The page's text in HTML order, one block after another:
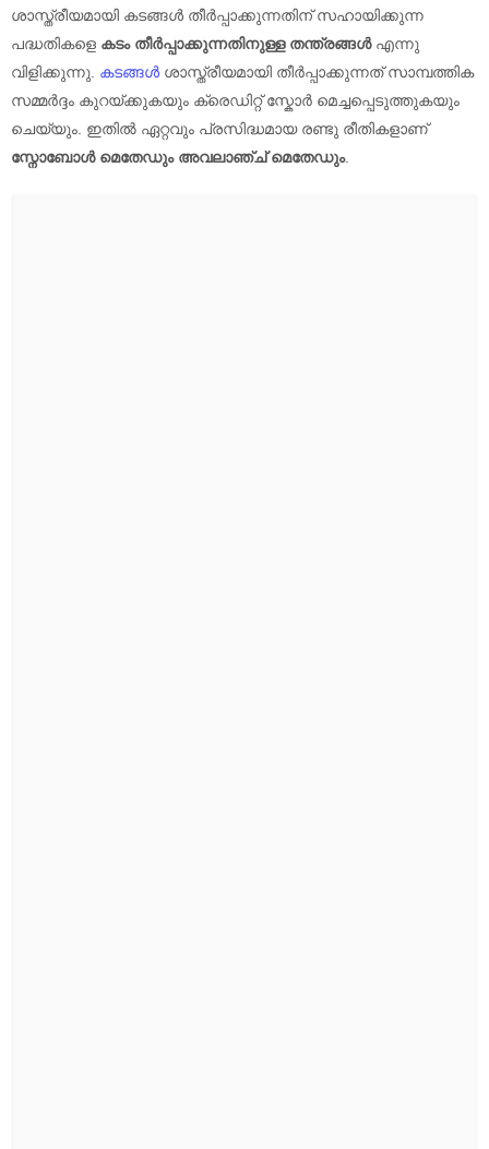
ശാസ്ത്രീയമായി കടങ്ങൾ തീർപ്പാക്കുന്നതിന് സഹായിക്കുന്ന
പദ്ധതികളെ കടം തീർപ്പാക്കുന്നതിനുള്ള തന്ത്രങ്ങൾഎന്നു
വിളിക്കുന്നു. കടങ്ങൾ ശാസ്ത്രീയമായി തീർപ്പാക്കുന്നത് സാമ്പത്തിക
സമ്മർദ്ദം കുറയ്ക്കുകയും ക്രെഡിറ്റ് സ്കോർ മെച്ചപ്പെടുത്തുകയും
ചെയ്യും. ഇതിൽ ഏറ്റവും പ്രസിദ്ധമായ രണ്ടു രീതികളാണ്
സ്നോബോൾ മെതേഡും അവലാഞ്ച് മെതേഡും.